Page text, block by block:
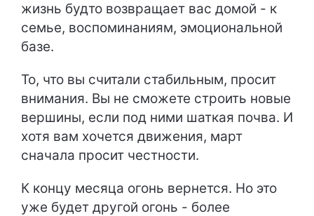
жизнь будто возвращает вас домой - к
семье, воспоминаниям, эмоциональной
базе.
То, что вы считали стабильным, просит
внимания. Вы не сможете строить новые
вершины, если под ними шаткая почва. И
хотя вам хочется движения, март
сначала просит честности.
К концу месяца огонь вернется. Но это
уже будет другой огонь - более